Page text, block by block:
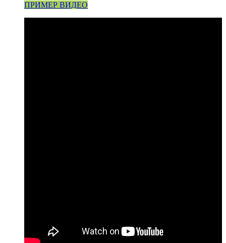
ПРИМЕР ВИДЕО